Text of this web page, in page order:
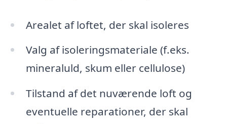
Arealet af loftet, der skal isoleres
Valg af isoleringsmateriale (f.eks.
mineraluld, skum eller cellulose)
Tilstand af det nuværende loft og
eventuelle reparationer, der skal